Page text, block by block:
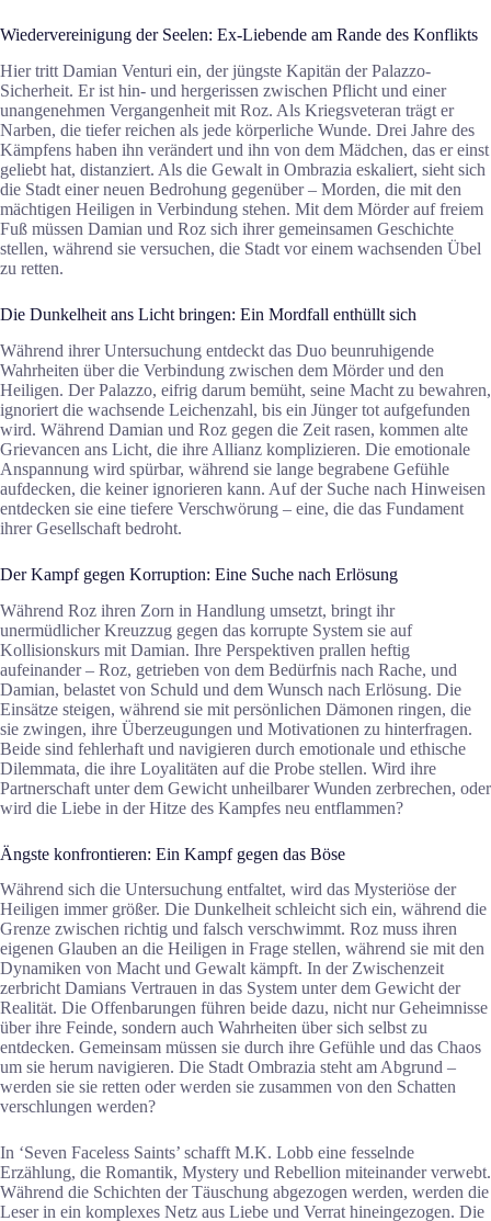
Wiedervereinigung der Seelen: Ex-Liebende am Rande des Konflikts
Hier tritt Damian Venturi ein, der jüngste Kapitän der Palazzo-
Sicherheit. Er ist hin- und hergerissen zwischen Pflicht und einer
unangenehmen Vergangenheit mit Roz. Als Kriegsveteran trägt er
Narben, die tiefer reichen als jede körperliche Wunde. Drei Jahre des
Kämpfens haben ihn verändert und ihn von dem Mädchen, das er einst
geliebt hat, distanziert. Als die Gewalt in Ombrazia eskaliert, sieht sich
die Stadt einer neuen Bedrohung gegenüber – Morden, die mit den
mächtigen Heiligen in Verbindung stehen. Mit dem Mörder auf freiem
Fuß müssen Damian und Roz sich ihrer gemeinsamen Geschichte
stellen, während sie versuchen, die Stadt vor einem wachsenden Übel
zu retten.
Die Dunkelheit ans Licht bringen: Ein Mordfall enthüllt sich
Während ihrer Untersuchung entdeckt das Duo beunruhigende
Wahrheiten über die Verbindung zwischen dem Mörder und den
Heiligen. Der Palazzo, eifrig darum bemüht, seine Macht zu bewahren,
ignoriert die wachsende Leichenzahl, bis ein Jünger tot aufgefunden
wird. Während Damian und Roz gegen die Zeit rasen, kommen alte
Grievancen ans Licht, die ihre Allianz komplizieren. Die emotionale
Anspannung wird spürbar, während sie lange begrabene Gefühle
aufdecken, die keiner ignorieren kann. Auf der Suche nach Hinweisen
entdecken sie eine tiefere Verschwörung – eine, die das Fundament
ihrer Gesellschaft bedroht.
Der Kampf gegen Korruption: Eine Suche nach Erlösung
Während Roz ihren Zorn in Handlung umsetzt, bringt ihr
unermüdlicher Kreuzzug gegen das korrupte System sie auf
Kollisionskurs mit Damian. Ihre Perspektiven prallen heftig
aufeinander – Roz, getrieben von dem Bedürfnis nach Rache, und
Damian, belastet von Schuld und dem Wunsch nach Erlösung. Die
Einsätze steigen, während sie mit persönlichen Dämonen ringen, die
sie zwingen, ihre Überzeugungen und Motivationen zu hinterfragen.
Beide sind fehlerhaft und navigieren durch emotionale und ethische
Dilemmata, die ihre Loyalitäten auf die Probe stellen. Wird ihre
Partnerschaft unter dem Gewicht unheilbarer Wunden zerbrechen, oder
wird die Liebe in der Hitze des Kampfes neu entflammen?
Ängste konfrontieren: Ein Kampf gegen das Böse
Während sich die Untersuchung entfaltet, wird das Mysteriöse der
Heiligen immer größer. Die Dunkelheit schleicht sich ein, während die
Grenze zwischen richtig und falsch verschwimmt. Roz muss ihren
eigenen Glauben an die Heiligen in Frage stellen, während sie mit den
Dynamiken von Macht und Gewalt kämpft. In der Zwischenzeit
zerbricht Damians Vertrauen in das System unter dem Gewicht der
Realität. Die Offenbarungen führen beide dazu, nicht nur Geheimnisse
über ihre Feinde, sondern auch Wahrheiten über sich selbst zu
entdecken. Gemeinsam müssen sie durch ihre Gefühle und das Chaos
um sie herum navigieren. Die Stadt Ombrazia steht am Abgrund –
werden sie sie retten oder werden sie zusammen von den Schatten
verschlungen werden?
In ‘Seven Faceless Saints’ schafft M.K. Lobb eine fesselnde
Erzählung, die Romantik, Mystery und Rebellion miteinander verwebt.
Während die Schichten der Täuschung abgezogen werden, werden die
Leser in ein komplexes Netz aus Liebe und Verrat hineingezogen. Die